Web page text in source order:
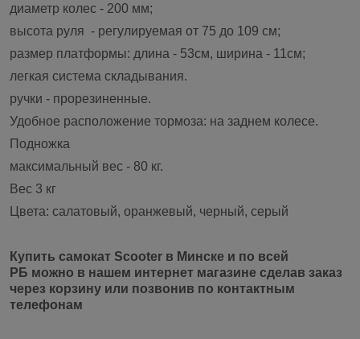
диаметр колес - 200 мм;
высота руля - регулируемая от 75 до 109 см;
размер платформы: длина - 53см, ширина - 11см;
легкая система складывания.
ручки - прорезиненные.
Удобное расположение тормоза: на заднем колесе.
Подножка
максимальный вес - 80 кг.
Вес 3 кг
Цвета: салатовый, оранжевый, черный, серый
Купить самокат Scooter в Минске и по всей
РБ можно в нашем интернет магазине сделав заказ
через корзину или позвонив по контактным
телефонам